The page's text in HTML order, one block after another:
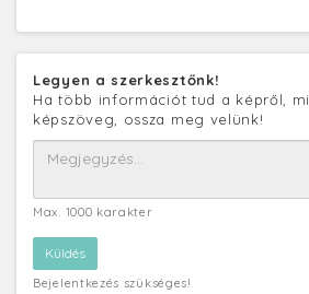
Legyen a szerkesztőnk!
Ha több információt tud a képről,
képszöveg, ossza meg velünk!
Max. 1000 karakter
Bejelentkezés szükséges!